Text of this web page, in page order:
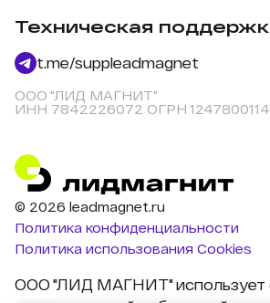
Техническая
t.me/suppleadmagnet
ООО "ЛИД МАГНИТ"
ИНН 7842226072 ОГРН
© 2026 leadmagnet.ru
Политика конфиденциальности
Политика использования Cookies
ООО "ЛИД МАГНИТ" использует